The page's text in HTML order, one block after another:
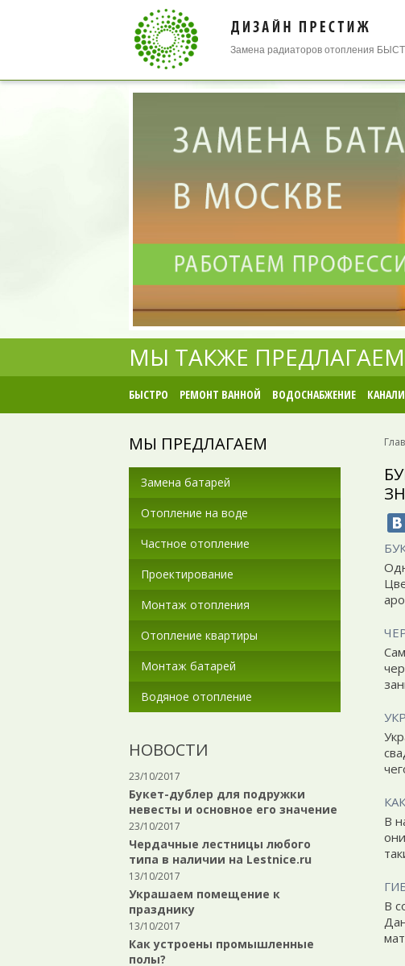
Замена радиаторов отопления
МЫ ТАКЖЕ
БЫСТРО РЕМОНТ ВАННОЙ ВОДОСНАБЖЕНИЕ
МЫ ПРЕДЛАГАЕМ
Замена батарей
Отопление на воде
Частное отопление
Проектирование
Монтаж отопления
Отопление квартиры
Монтаж батарей
Водяное отопление
НОВОСТИ
23/10/2017
Букет-дублер для подружки
невесты и основное его значение
23/10/2017
Чердачные лестницы любого
типа в наличии на Lestnice.ru
13/10/2017
Украшаем помещение к
празднику
13/10/2017
Как устроены промышленные
полы?
В
В